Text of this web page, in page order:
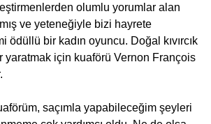
olumlu yorumlar alan
ve yeteneğiyle bizi hayrete
ödüllü bir kadın oyuncu. Doğal kıvırcık
yaratmak için kuaförü Vernon François
saçımla yapabileceğim şeyleri